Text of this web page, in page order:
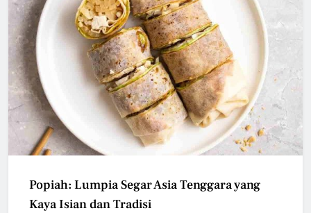
Popiah: Lumpia Segar Asia Tenggara yang
Kaya Isian dan Tradisi